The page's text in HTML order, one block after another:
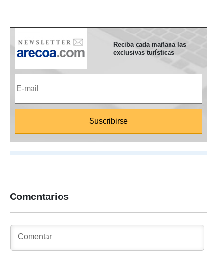
Reciba cada mañana las
exclusivas turísticas
Comentarios